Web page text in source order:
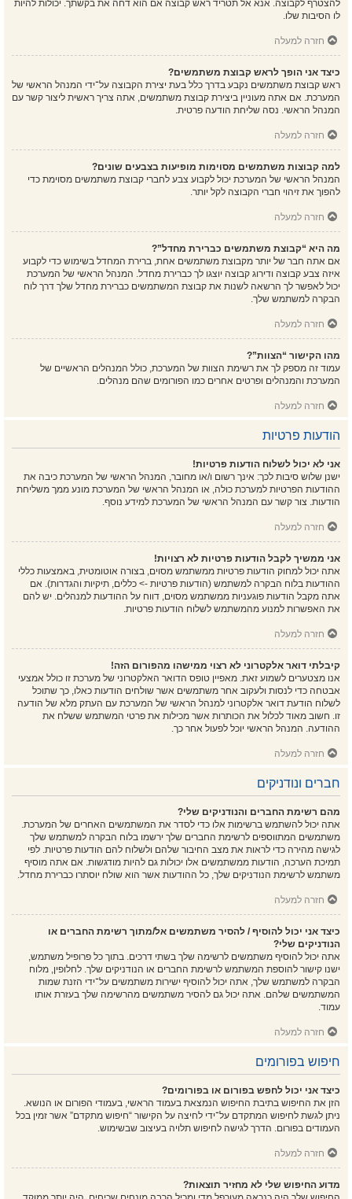
להצטרף לקבוצה. אנא אל תטריד ראש קבוצה אם הוא דחה את בקשתך. יכולות להיות
לו הסיבות שלו.
חזרה למעלה
כיצד אני הופך לראש קבוצת משתמשים?
ראש קבוצת משתמשים נקבע בדרך כלל בעת יצירת הקבוצה על־ידי המנהל הראשי של
המערכת. אם אתה מעוניין ביצירת קבוצת משתמשים, אתה צריך ראשית ליצור קשר עם
המנהל הראשי. נסה שליחת הודעה פרטית.
חזרה למעלה
למה קבוצות משתמשים מסוימות מופיעות בצבעים שונים?
המנהל הראשי של המערכת יכול לקבוע צבע לחברי קבוצת משתמשים מסוימת כדי
להפוך את זיהוי חברי הקבוצה לקל יותר.
חזרה למעלה
מה היא “קבוצת משתמשים כברירת מחדל”?
אם אתה חבר של יותר מקבוצת משתמשים אחת, ברירת המחדל בשימוש כדי לקבוע
איזה צבע קבוצה ודירוג קבוצה יוצגו לך כברירת מחדל. המנהל הראשי של המערכת
יכול לאפשר לך הרשאה לשנות את קבוצת המשתמשים כברירת מחדל שלך דרך לוח
הבקרה למשתמש שלך.
חזרה למעלה
מהו הקישור “הצוות”?
עמוד זה מספק לך את רשימת הצוות של המערכת, כולל המנהלים הראשיים של
המערכת והמנהלים ופרטים אחרים כמו הפורומים שהם מנהלים.
חזרה למעלה
הודעות פרטיות
אני לא יכול לשלוח הודעות פרטיות!
ישנן שלוש סיבות לכך: אינך רשום ו/או מחובר, המנהל הראשי של המערכת כיבה את
ההודעות הפרטיות למערכת כולה, או המנהל הראשי של המערכת מונע ממך משליחת
הודעות. צור קשר עם המנהל הראשי של המערכת למידע נוסף.
חזרה למעלה
אני ממשיך לקבל הודעות פרטיות לא רצויות!
אתה יכול למחוק הודעות פרטיות ממשתמש מסוים, בצורה אוטומטית, באמצעות כללי
ההודעות בלוח הבקרה למשתמש (הודעות פרטיות -> כללים, תיקיות והגדרות). אם
אתה מקבל הודעות פוגעניות ממשתמש מסוים, דווח על ההודעות למנהלים. יש להם
את האפשרות למנוע מהמשתמש לשלוח הודעות פרטיות.
חזרה למעלה
קיבלתי דואר אלקטרוני לא רצוי ממישהו מהפורום הזה!
אנו מצטערים לשמוע זאת. מאפיין טופס הדואר האלקטרוני של מערכת זו כולל אמצעי
אבטחה כדי לנסות ולעקוב אחר משתמשים אשר שולחים הודעות כאלו, כך שתוכל
לשלוח הודעת דואר אלקטרוני למנהל הראשי של המערכת עם העתק מלא של הודעה
זו. חשוב מאוד לכלול את הכותרות אשר מכילות את פרטי המשתמש ששלח את
ההודעה. המנהל הראשי יוכל לפעול אחר כך.
חזרה למעלה
חברים ונודניקים
מהם רשימת החברים והנודניקים שלי?
אתה יכול להשתמש ברשימות אלו כדי לסדר את המשתמשים האחרים של המערכת.
משתמשים המתווספים לרשימת החברים שלך ירשמו בלוח הבקרה למשתמש שלך
לגישה מהירה כדי לראות את מצב החיבור שלהם ולשלוח להם הודעות פרטיות. לפי
תמיכת הערכה, הודעות ממשתמשים אלו יכולות גם להיות מודגשות. אם אתה מוסיף
משתמש לרשימת הנודניקים שלך, כל ההודעות אשר הוא שולח יוסתרו כברירת מחדל.
חזרה למעלה
כיצד אני יכול להוסיף / להסיר משתמשים אל/מתוך רשימת החברים או
הנודניקים שלי?
אתה יכול להוסיף משתמשים לרשימה שלך בשתי דרכים. בתוך כל פרופיל משתמש,
ישנו קישור להוספת המשתמש לרשימת החברים או הנודניקים שלך. לחלופין, מלוח
הבקרה למשתמש שלך, אתה יכול להוסיף ישירות משתמשים על־ידי הזנת שמות
המשתמשים שלהם. אתה יכול גם להסיר משתמשים מהרשימה שלך בעזרת אותו
עמוד.
חזרה למעלה
חיפוש בפורומים
כיצד אני יכול לחפש בפורום או בפורומים?
הזן את החיפוש בתיבת החיפוש הנמצאת בעמוד הראשי, בעמודי הפורום או הנושא.
ניתן לגשת לחיפוש המתקדם על־ידי לחיצה על הקישור “חיפוש מתקדם” אשר זמין בכל
העמודים בפורום. הדרך לגישה לחיפוש תלויה בעיצוב שבשימוש.
חזרה למעלה
מדוע החיפוש שלי לא מחזיר תוצאות?